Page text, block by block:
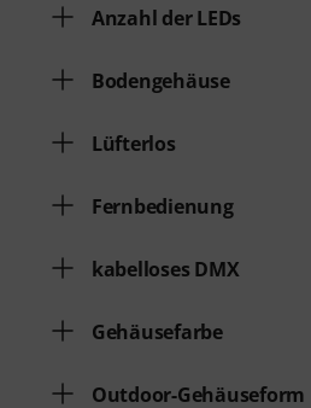
Anzahl der LEDs
Bodengehäuse
Lüfterlos
Fernbedienung
kabelloses DMX
Gehäusefarbe
Outdoor-Gehäuseform